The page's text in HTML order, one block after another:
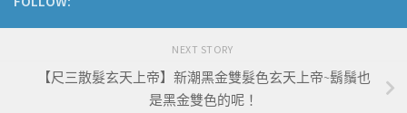
NEXT STORY
【尺三散髮玄天上帝】新潮黑金雙髮色玄天上帝~鬍鬚也
是黑金雙色的呢！